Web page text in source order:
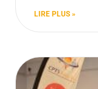
LIRE PLUS »